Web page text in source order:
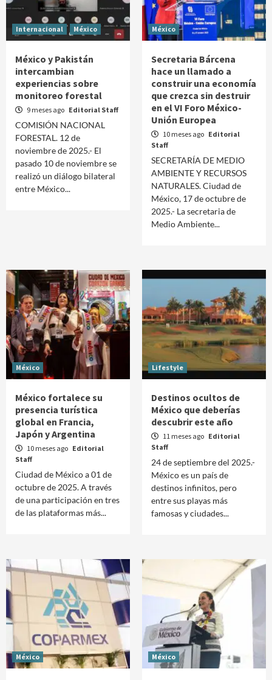
Internacional México
México y Pakistán
intercambian
experiencias sobre
monitoreo forestal
9 meses ago Editorial Staff
COMISIÓN NACIONAL
FORESTAL. 12 de
noviembre de 2025.- El
pasado 10 de noviembre se
realizó un diálogo bilateral
entre México...
México
Secretaria Bárcena
hace un llamado a
construir una economía
que crezca sin destruir
en el VI Foro México-
Unión Europea
10 meses ago Editorial
Staff
SECRETARÍA DE MEDIO
AMBIENTE Y RECURSOS
NATURALES. Ciudad de
México, 17 de octubre de
2025.- La secretaria de
Medio Ambiente...
México
México fortalece su
presencia turística
global en Francia,
Japón y Argentina
10 meses ago Editorial
Staff
Ciudad de México a 01 de
octubre de 2025. A través
de una participación en tres
de las plataformas más...
Lifestyle
Destinos ocultos de
México que deberías
descubrir este año
11 meses ago Editorial
Staff
24 de septiembre del 2025.-
México es un país de
destinos infinitos, pero
entre sus playas más
famosas y ciudades...
México México